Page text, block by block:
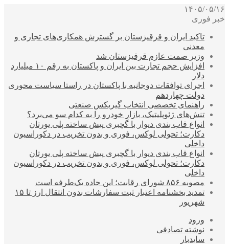
۱۴۰۵/۰۵/۱۶
خبر فوری
تاکید ایران و قرقیزستان بر گسترش همکاری‌های تجاری و
معدنی
وزیر صمت عازم قرقیزستان شد
افزایش حجم تجارت بین ایران و پاکستان به رقم ۱۰ میلیارد
دلار
اجرای توافقات دوجانبه با پاکستان در راستا سیاست محوری
دولت چهاردهم
راهنمای تخصصی انتخاب گیربکس صنعتی
تنش‌های ژئوپلیتیک، بازار خودرو را به کدام سو می‌برد؟
انواع قاب بندی دیوار با گچبری پیش ساخته پلی یورتان
دکارت؛ تحولی لوکس، فوری و بدون تخریب در دکوراسیون
داخلی
انواع قاب بندی دیوار با گچبری پیش ساخته پلی یورتان
دکارت؛ تحولی لوکس، فوری و بدون تخریب در دکوراسیون
داخلی
مصوبه ۸۵۶ شورای رقابت؛ این جاده یک‌طرفه است
تمدید بخشنامه اعتبار ثبت سفارشات بدون انتقال ارز تا ۱۵
شهریور
ورود
نوشته تصادفی
سایدبار